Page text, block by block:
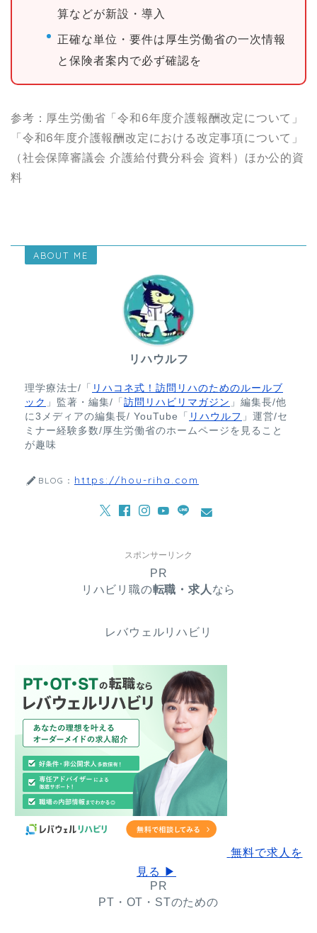
算などが新設・導入
正確な単位・要件は厚生労働省の一次情報
と保険者案内で必ず確認を
参考：厚生労働省「令和6年度介護報酬改定について」
「令和6年度介護報酬改定における改定事項について」
（社会保障審議会 介護給付費分科会 資料）ほか公的資
料
ABOUT ME
リハウルフ
理学療法士/「 リハコネ式！訪問リハのためのルールブ
ック 」監著・編集/「 訪問リハビリマガジン 」編集長/他
に3メディアの編集長/ YouTube「 リハウルフ 」運営/セ
ミナー経験多数/厚生労働省のホームページを見ること
が趣味
BLOG： https://hou-riha.com
スポンサーリンク
PR
リハビリ職の転職・求人 なら
レバウェルリハビリ
無料で求人を
見る ▶
PR
PT・OT・STのための